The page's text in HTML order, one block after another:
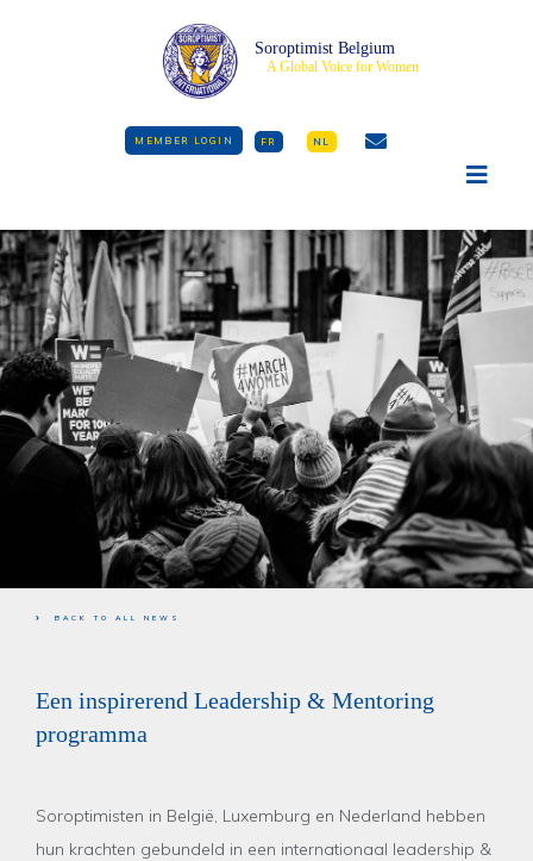
Soroptimist Belgium
A Global Voice for Women
MEMBER LOGIN FR NL
BACK TO ALL NEWS
Een inspirerend Leadership & Mentoring
programma
Soroptimisten in België, Luxemburg en Nederland hebben
hun krachten gebundeld in een internationaal leadership &